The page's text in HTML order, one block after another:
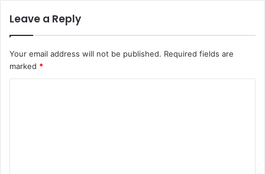
Leave a Reply
Your email address will not be published. Required fields are
marked *